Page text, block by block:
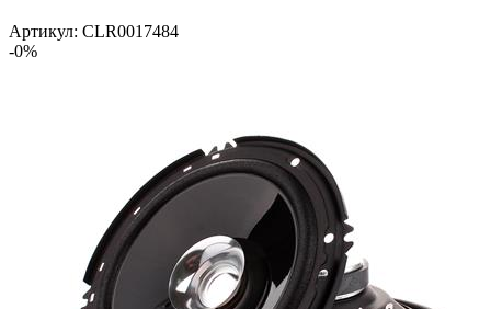
Артикул: CLR0017484
-0%